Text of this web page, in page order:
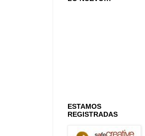
ESTAMOS
REGISTRADAS